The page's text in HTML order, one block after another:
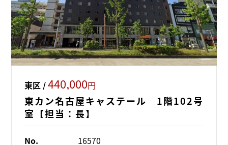
東区 /440,000円
東カン名古屋キャステール 1階102号
室【担当：長】
No. 16570